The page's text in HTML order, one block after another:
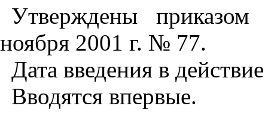
Утверждены
ноября 2001 г. № 77.
Дата введения в
Вводятся впервые.